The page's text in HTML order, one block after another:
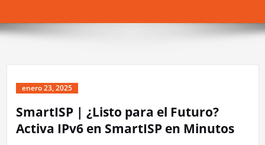
enero 23, 2025
SmartISP | ¿Listo para el Futuro?
Activa IPv6 en SmartISP en Minutos